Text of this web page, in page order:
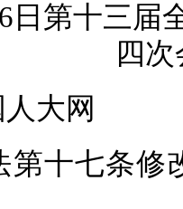
日第十三
四
大网
七条修